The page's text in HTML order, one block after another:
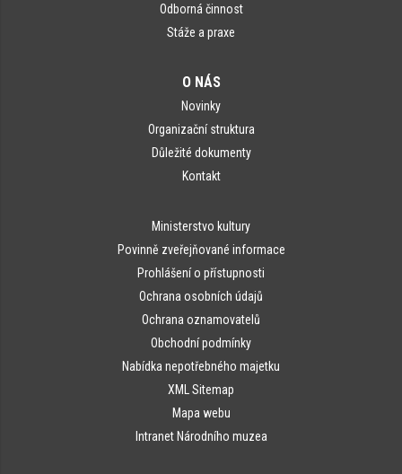
Odborná činnost
Stáže a praxe
O NÁS
Novinky
Organizační struktura
Důležité dokumenty
Kontakt
Ministerstvo kultury
Povinně zveřejňované informace
Prohlášení o přístupnosti
Ochrana osobních údajů
Ochrana oznamovatelů
Obchodní podmínky
Nabídka nepotřebného majetku
XML Sitemap
Mapa webu
Intranet Národního muzea